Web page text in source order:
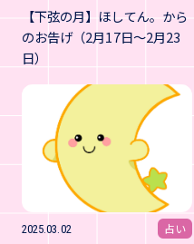
【下弦の月】ほしてん。から
のお告げ（2月17日～2月23
日）
2025.03.02 占い